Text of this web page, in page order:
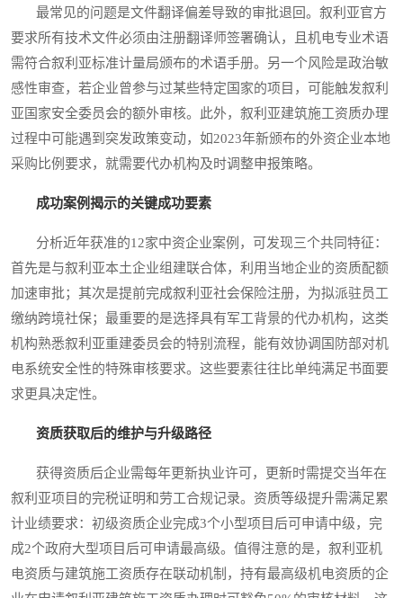
最常见的问题是文件翻译偏差导致的审批退回。叙利亚官方
要求所有技术文件必须由注册翻译师签署确认，且机电专业术语
需符合叙利亚标准计量局颁布的术语手册。另一个风险是政治敏
感性审查，若企业曾参与过某些特定国家的项目，可能触发叙利
亚国家安全委员会的额外审核。此外，叙利亚建筑施工资质办理
过程中可能遇到突发政策变动，如2023年新颁布的外资企业本地
采购比例要求，就需要代办机构及时调整申报策略。
成功案例揭示的关键成功要素
分析近年获准的12家中资企业案例，可发现三个共同特征：
首先是与叙利亚本土企业组建联合体，利用当地企业的资质配额
加速审批；其次是提前完成叙利亚社会保险注册，为拟派驻员工
缴纳跨境社保；最重要的是选择具有军工背景的代办机构，这类
机构熟悉叙利亚重建委员会的特别流程，能有效协调国防部对机
电系统安全性的特殊审核要求。这些要素往往比单纯满足书面要
求更具决定性。
资质获取后的维护与升级路径
获得资质后企业需每年更新执业许可，更新时需提交当年在
叙利亚项目的完税证明和劳工合规记录。资质等级提升需满足累
计业绩要求：初级资质企业完成3个小型项目后可申请中级，完
成2个政府大型项目后可申请最高级。值得注意的是，叙利亚机
电资质与建筑施工资质存在联动机制，持有最高级机电资质的企